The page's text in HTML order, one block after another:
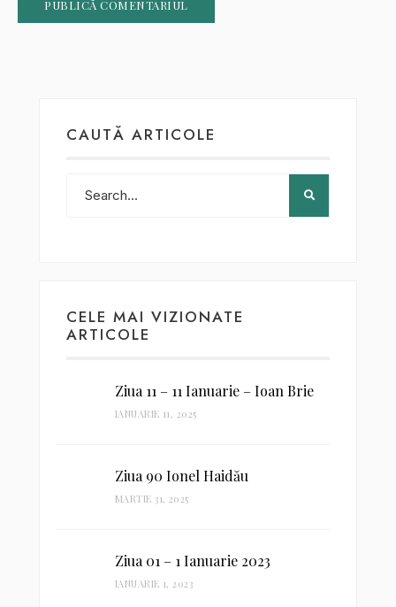
CAUTĂ ARTICOLE
CELE MAI VIZIONATE
ARTICOLE
Ziua 11 – 11 Ianuarie – Ioan Brie
IANUARIE 11, 2025
Ziua 90 Ionel Haidău
MARTIE 31, 2025
Ziua 01 – 1 Ianuarie 2023
IANUARIE 1, 2023